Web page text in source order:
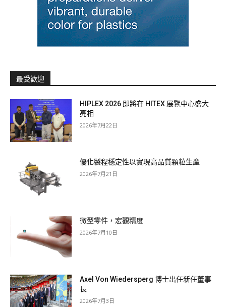
最受歡迎
HIPLEX 2026 即將在 HITEX 展覽中心盛大
亮相
2026年7月22日
優化製程穩定性以實現高品質顆粒生產
2026年7月21日
微型零件，宏觀精度
2026年7月10日
Axel Von Wiedersperg 博士出任新任董事
長
2026年7月3日